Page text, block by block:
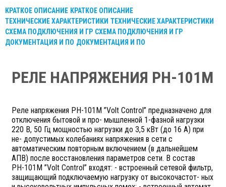
КРАТКОЕ ОПИСАНИЕ КРАТКОЕ ОПИСАНИЕ
ТЕХНИЧЕСКИЕ ХАРАКТЕРИСТИКИ ТЕХНИЧЕСКИЕ ХАРАКТЕРИСТИКИ
СХЕМА ПОДКЛЮЧЕНИЯ И ГР СХЕМА ПОДКЛЮЧЕНИЯ И ГР
ДОКУМЕНТАЦИЯ И ПО ДОКУМЕНТАЦИЯ И ПО
РЕЛЕ НАПРЯЖЕНИЯ РН-101М
Реле напряжения РН-101М ”Volt Control” предназначено для
отключения бытовой и про- мышленной 1-фазной нагрузки
220 В, 50 Гц мощностью нагрузки до 3,5 кВт (до 16 А) при
не- допустимых колебаниях напряжения в сети с
автоматическим повторным включением (в дальнейшем
АПВ) после восстановления параметров сети. В состав
РН-101М ”Volt Control” входят: - встроенный сетевой фильтр,
защищающий подключаемую нагрузку от высокочастот- ных